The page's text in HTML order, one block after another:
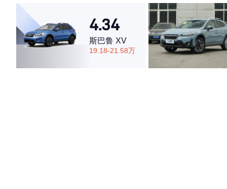
4.34
斯巴鲁 XV
19.18-21.58万